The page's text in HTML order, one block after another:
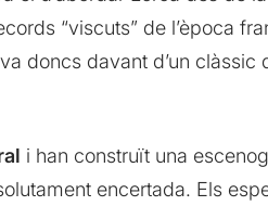
“viscuts” de l’època
doncs davant d’un
i han construït una
encertada. Els